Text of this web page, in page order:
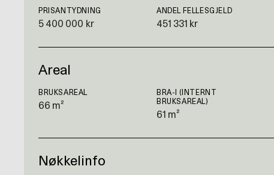
PRISANTYDNING
5 400 000 kr
ANDEL FELLESGJELD
451 331 kr
Areal
BRUKSAREAL
66 m²
BRA-I (INTERNT
BRUKSAREAL)
61 m²
Nøkkelinfo